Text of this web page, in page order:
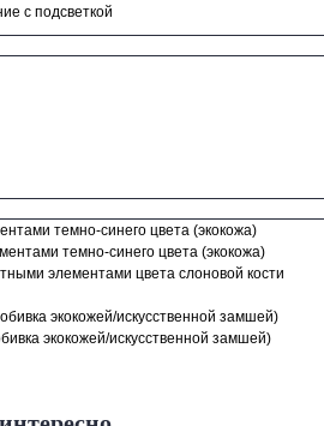
с подсветкой
темно-синего цвета (экокожа)
темно-синего цвета (экокожа)
элементами цвета слоновой кости
экокожей/искусственной замшей)
экокожей/искусственной замшей)
60